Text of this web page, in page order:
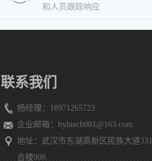
和人员跟踪响应
联系我们
杨经理：18971265723
企业邮箱： hyhtech001@163.com
地址：武汉市东湖高新区民族大道
合楼908